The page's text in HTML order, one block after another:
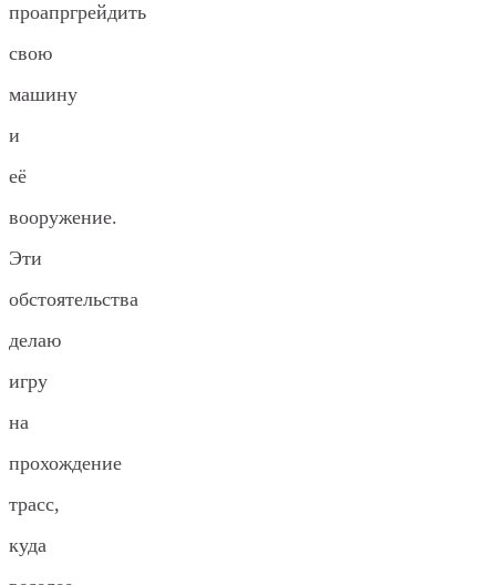
проапргрейдить
свою
машину
и
её
вооружение.
Эти
обстоятельства
делаю
игру
на
прохождение
трасс,
куда